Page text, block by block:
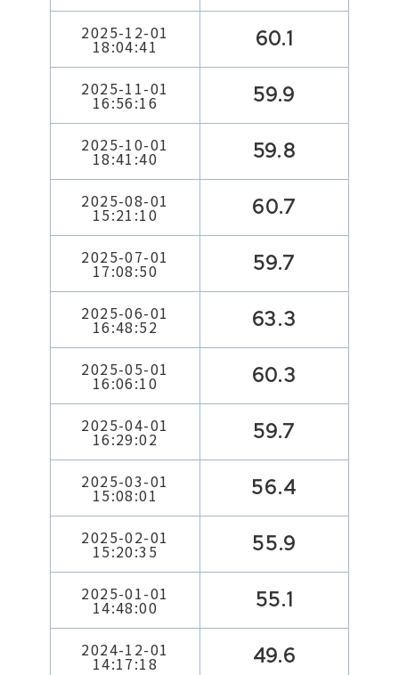
2025-12-01
18:04:41 60.1
2025-11-01
16:56:16 59.9
2025-10-01
18:41:40 59.8
2025-08-01
15:21:10 60.7
2025-07-01
17:08:50 59.7
2025-06-01
16:48:52 63.3
2025-05-01
16:06:10 60.3
2025-04-01
16:29:02 59.7
2025-03-01
15:08:01 56.4
2025-02-01
15:20:35 55.9
2025-01-01
14:48:00 55.1
2024-12-01
14:17:18 49.6